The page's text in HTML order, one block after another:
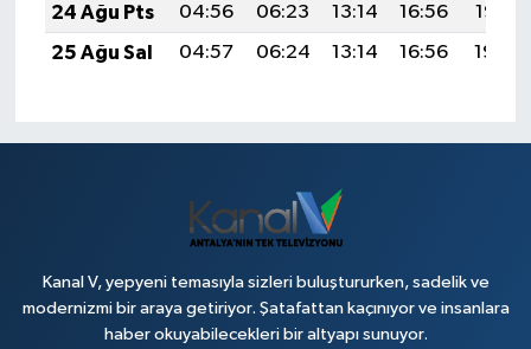
24 Ağu Pts
04:56 06:23 13:14 16:56
19:56
25 Ağu Sal
04:57 06:24 13:14 16:56 19:54
Kanal V, yepyeni temasıyla sizleri buluştururken, sadelik ve
modernizmi bir araya getiriyor. Şatafattan kaçınıyor ve insanlara
haber okuyabilecekleri bir altyapı sunuyor.